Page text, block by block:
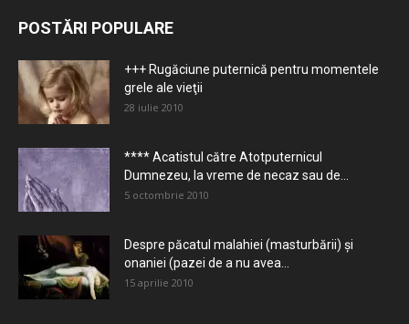
POSTĂRI POPULARE
+++ Rugăciune puternică pentru momentele
grele ale vieţii
28 iulie 2010
**** Acatistul către Atotputernicul
Dumnezeu, la vreme de necaz sau de...
5 octombrie 2010
Despre păcatul malahiei (masturbării) şi
onaniei (pazei de a nu avea...
15 aprilie 2010